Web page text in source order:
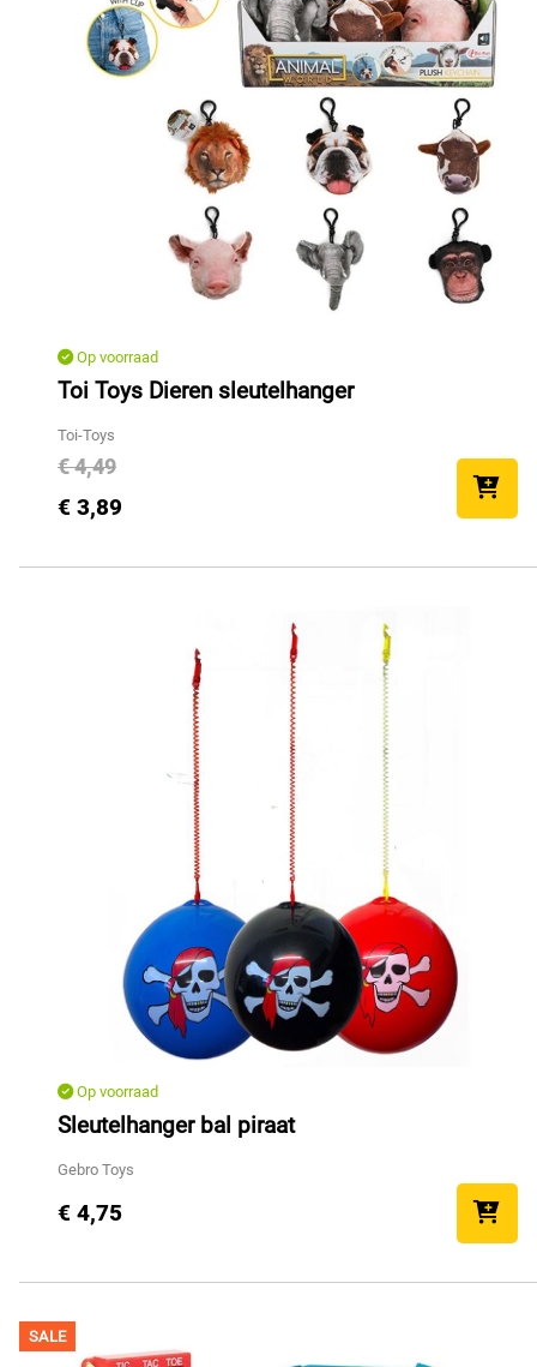
Op voorraad
Toi Toys Dieren sleutelhanger
Toi-Toys
€ 4,49
€ 3,89
Op voorraad
Sleutelhanger bal piraat
Gebro Toys
€ 4,75
SALE